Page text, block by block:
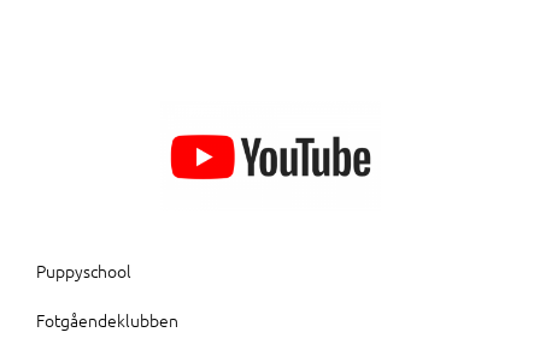
Puppyschool
Fotgåendeklubben